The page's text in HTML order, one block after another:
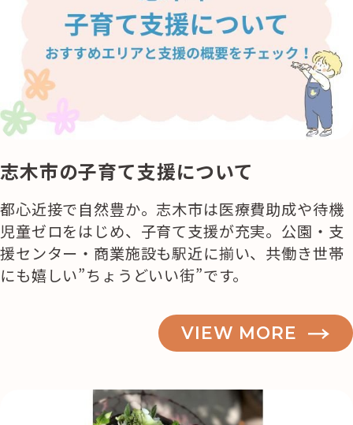
志木市の子育て支援について
都心近接で自然豊か。志木市は医療費助成や待機
児童ゼロをはじめ、子育て支援が充実。公園・支
援センター・商業施設も駅近に揃い、共働き世帯
にも嬉しい”ちょうどいい街”です。
VIEW MORE